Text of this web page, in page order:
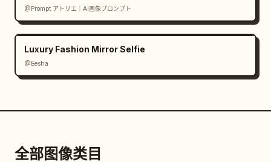
@Prompt アトリエ｜AI画像プロンプト
Luxury Fashion Mirror Selfie
@Eesha
全部图像类目